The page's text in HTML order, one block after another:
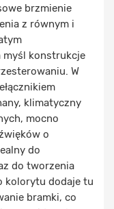
brzmienie
z równym i
myśl konstrukcje
W
klimatyczny
mocno
o
do
do tworzenia
kolorytu dodaje tu
bramki, co